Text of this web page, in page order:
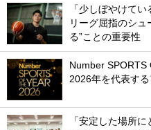
「少しぼやけて
リーグ屈指のシュ
る”ことの重要性
Number SPORTS
2026年を代表す
「安定した場所